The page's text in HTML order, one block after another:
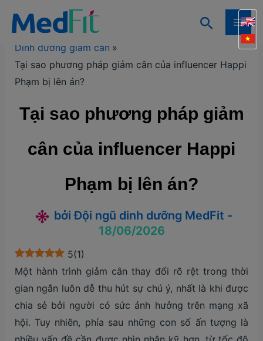
dung
Tìm
kiếm
Trang chủ Kiến thức
Kiến thức giảm cân
Dinh dưỡng giảm cân
Tại sao phương pháp giảm cân của influencer Happi
Phạm bị lên án?
Tại sao phương pháp giảm
cân của influencer Happi
Phạm bị lên án?
bởi Đội ngũ dinh dưỡng MedFit -
18/06/2026
5(1)
Một hành trình giảm cân thay đổi rõ rệt trong thời
gian ngắn luôn dễ thu hút sự chú ý, nhất là khi được
chia sẻ bởi người có sức ảnh hưởng trên mạng xã
hội. Tuy nhiên, phía sau những con số ấn tượng là